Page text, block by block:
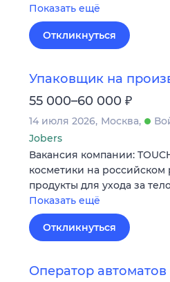
Показать ещё
Откликнуться
Упаковщик на
55 000–60 000 ₽
14 июля 2026 Москва
Jobers
Вакансия компании:
косметики на
продукты для ухода за
Показать ещё
Откликнуться
Оператор